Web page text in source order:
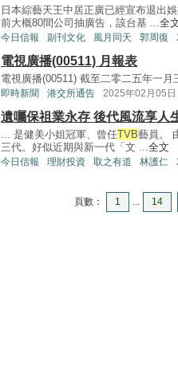
日本綜藝天王中居正廣已經宣布退出
前大概80間公司抽廣告，該台基 ...全
今日信報 副刊文化 風月同天 郭周復
電視廣播(00511) 月報表
電視廣播(00511) 截至二零二五年一
即時新聞 港交所通告 2025年02月05日
遺囑保祖業永存 後代風流享人
... 是健美小姐冠軍、曾任TVB藝員。
三代。好似近期與新一代「文 ...全文
今日信報 理財投資 取之有道 林護仁
頁數： 1 ... 14